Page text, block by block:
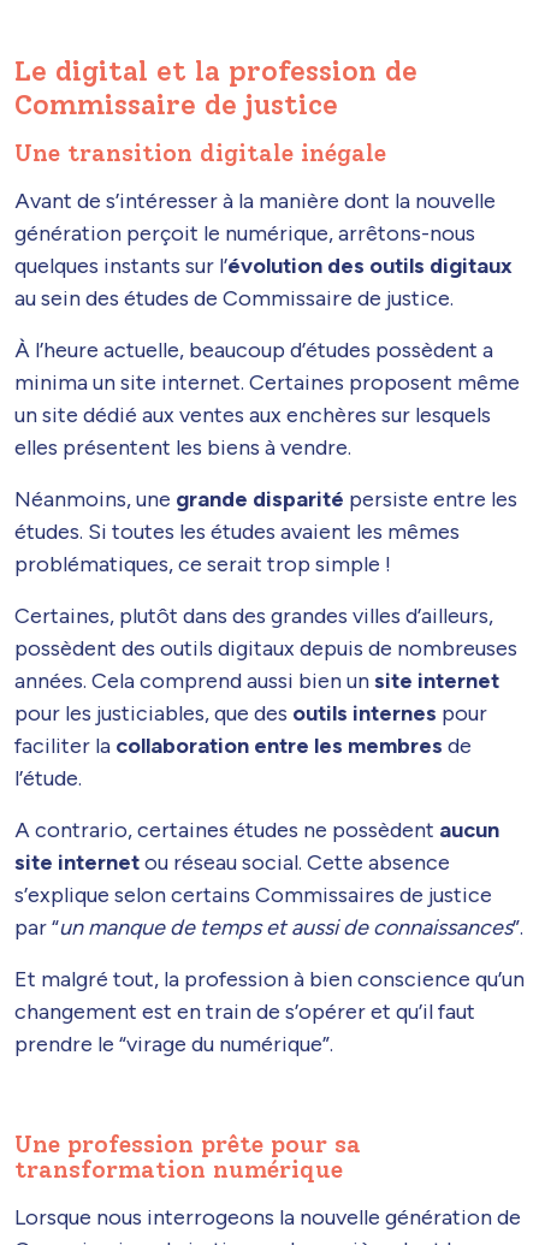
Le digital et la profession de
Commissaire de justice
Une transition digitale inégale
Avant de s’intéresser à la manière dont la nouvelle
génération perçoit le numérique, arrêtons-nous
quelques instants sur l’évolution des outils digitaux
au sein des études de Commissaire de justice.
À l’heure actuelle, beaucoup d’études possèdent a
minima un site internet. Certaines proposent même
un site dédié aux ventes aux enchères sur lesquels
elles présentent les biens à vendre.
Néanmoins, une grande disparité persiste entre les
études. Si toutes les études avaient les mêmes
problématiques, ce serait trop simple !
Certaines, plutôt dans des grandes villes d’ailleurs,
possèdent des outils digitaux depuis de nombreuses
années. Cela comprend aussi bien unsite internet
pour les justiciables, que des outils internes pour
faciliter la collaboration entre les membres de
l’étude.
A contrario, certaines études ne possèdent aucun
site internetou réseau social. Cette absence
s’explique selon certains Commissaires de justice
par “un manque de temps et aussi de connaissances”.
Et malgré tout, la profession à bien conscience qu’un
changement est en train de s’opérer et qu’il faut
prendre le “virage du numérique”.
Une profession prête pour sa
transformation numérique
Lorsque nous interrogeons la nouvelle génération de